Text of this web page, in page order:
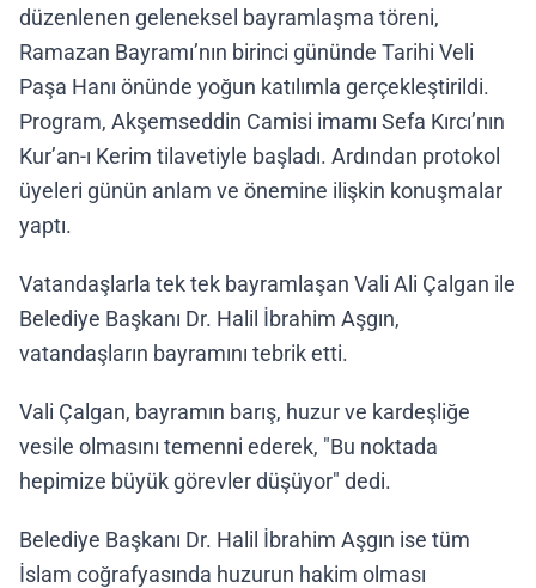
düzenlenen geleneksel bayramlaşma töreni,
Ramazan Bayramı’nın birinci gününde Tarihi Veli
Paşa Hanı önünde yoğun katılımla gerçekleştirildi.
Program, Akşemseddin Camisi imamı Sefa Kırcı’nın
Kur’an-ı Kerim tilavetiyle başladı. Ardından protokol
üyeleri günün anlam ve önemine ilişkin konuşmalar
yaptı.
Vatandaşlarla tek tek bayramlaşan Vali Ali Çalgan ile
Belediye Başkanı Dr. Halil İbrahim Aşgın,
vatandaşların bayramını tebrik etti.
Vali Çalgan, bayramın barış, huzur ve kardeşliğe
vesile olmasını temenni ederek, "Bu noktada
hepimize büyük görevler düşüyor" dedi.
Belediye Başkanı Dr. Halil İbrahim Aşgın ise tüm
İslam coğrafyasında huzurun hakim olması